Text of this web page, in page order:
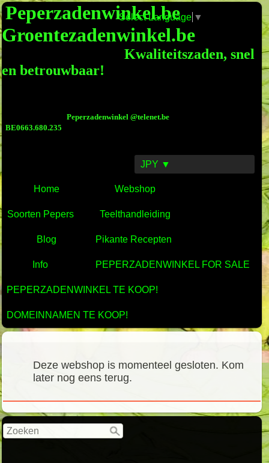
Peperzadenwinkel.be
Groentezadenwinkel.be
Kwaliteitszaden, snel
en betrouwbaar!
Peperzadenwinkel @telenet.be
BE0663.680.235
JPY ▼
Home Webshop
Soorten Pepers Teelthandleiding
Blog Pikante Recepten
Info PEPERZADENWINKEL FOR SALE
PEPERZADENWINKEL TE KOOP!
DOMEINNAMEN TE KOOP!
Deze webshop is momenteel gesloten. Kom
later nog eens terug.
Select Language ▼